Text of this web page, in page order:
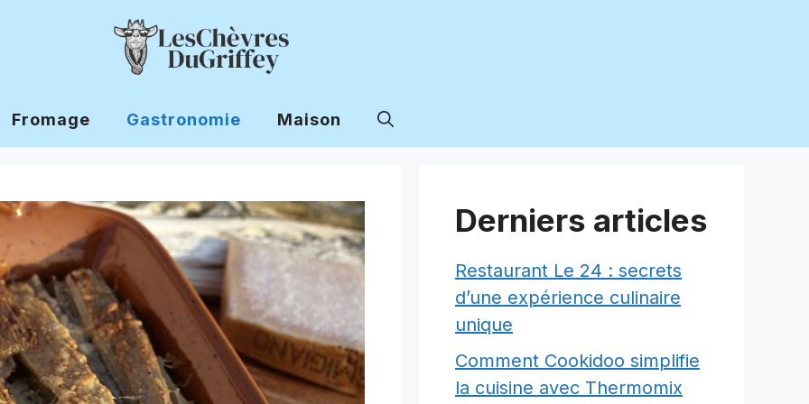
Fromage Gastronomie Maison
Derniers articles
Restaurant Le 24 : secrets
d’une expérience culinaire
unique
Comment Cookidoo simplifie
la cuisine avec Thermomix